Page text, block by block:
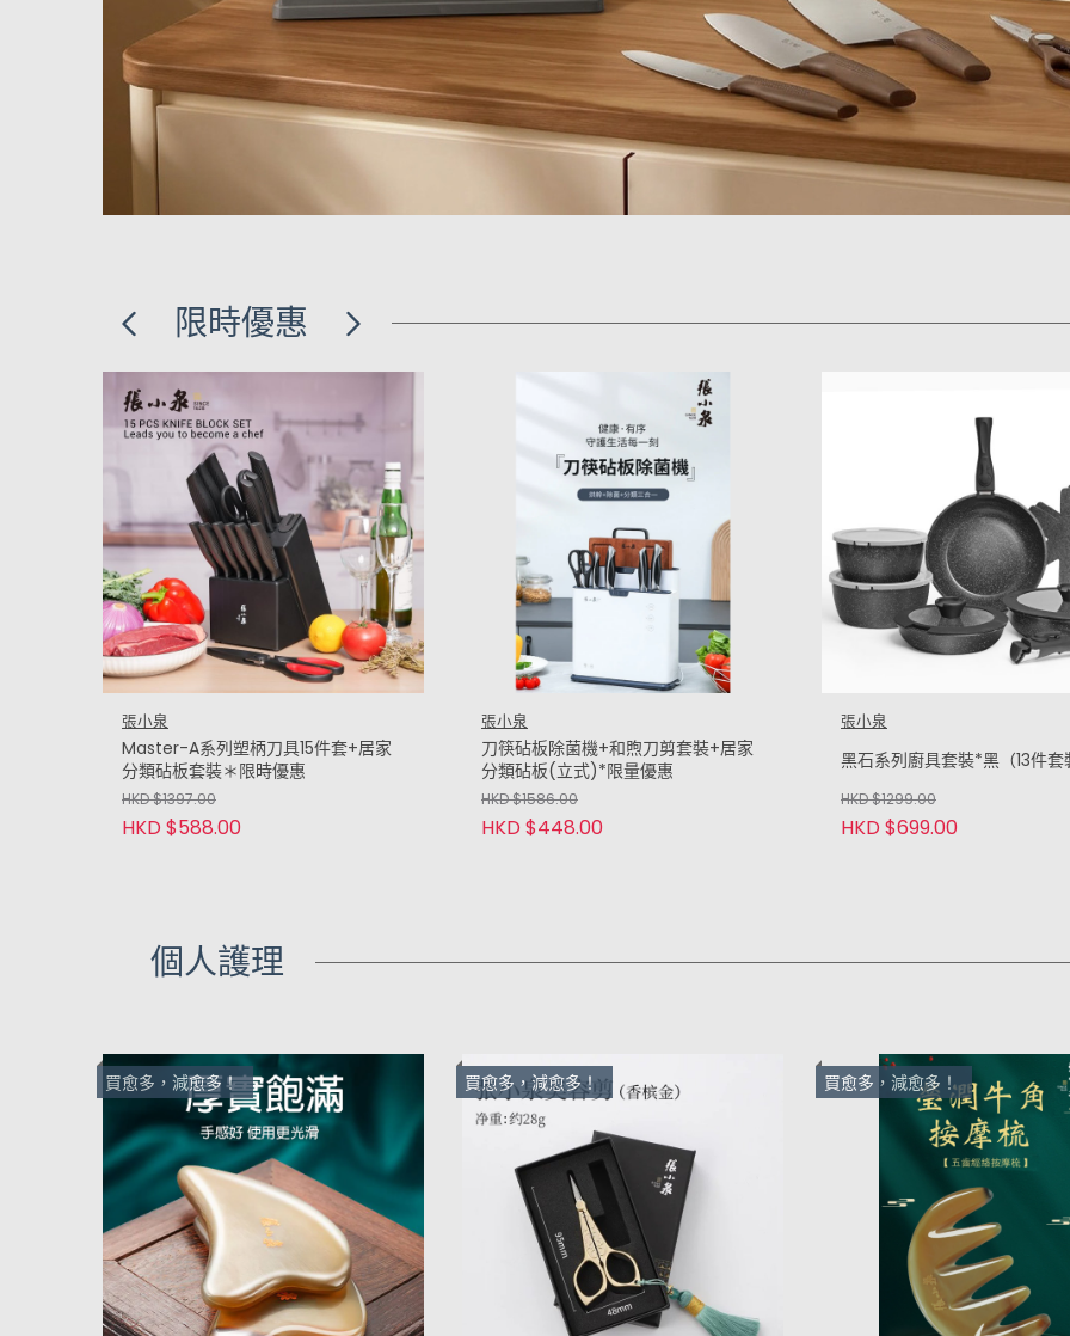
限時優惠
張小泉
Master-A系列塑柄刀具15件套+居家
分類砧板套裝＊限時優惠
HKD $1397.00
HKD $588.00
張小泉
刀筷砧板除菌機+和煦刀剪套裝+居家
分類砧板(立式)*限量優惠
HKD $1586.00
HKD $448.00
張小泉
黑石系列廚具套裝*黑（13件套
HKD $1299.00
HKD $699.00
個人護理
買愈多，減愈多！ 買愈多，減愈多！ 買愈多，減愈多！